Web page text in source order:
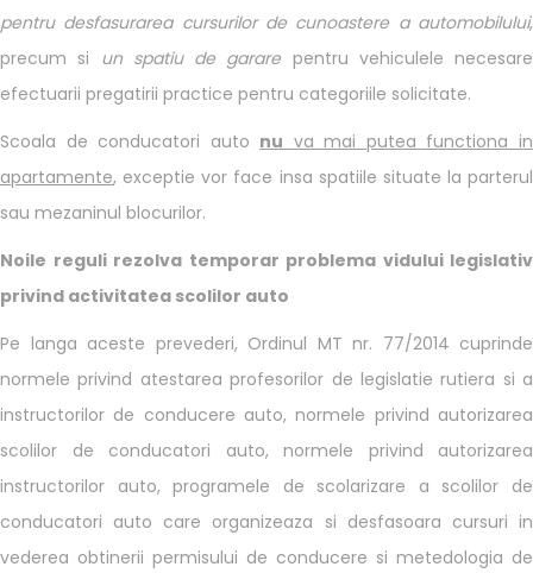
pentru desfasurarea cursurilor de cunoastere a automobilului,
precum si un spatiu de garare pentru vehiculele necesare
efectuarii pregatirii practice pentru categoriile solicitate.
Scoala de conducatori auto nu va mai putea functiona in
apartamente, exceptie vor face insa spatiile situate la parterul
sau mezaninul blocurilor.
Noile reguli rezolva temporar problema vidului legislativ
privind activitatea scolilor auto
Pe langa aceste prevederi, Ordinul MT nr. 77/2014 cuprinde
normele privind atestarea profesorilor de legislatie rutiera si a
instructorilor de conducere auto, normele privind autorizarea
scolilor de conducatori auto, normele privind autorizarea
instructorilor auto, programele de scolarizare a scolilor de
conducatori auto care organizeaza si desfasoara cursuri in
vederea obtinerii permisului de conducere si metedologia de